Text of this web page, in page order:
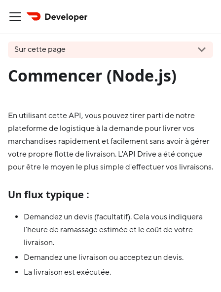
Sur cette page
Commencer (Node.js)
En utilisant cette API, vous pouvez tirer parti de notre
plateforme de logistique à la demande pour livrer vos
marchandises rapidement et facilement sans avoir à gérer
votre propre flotte de livraison. L'API Drive a été conçue
pour être le moyen le plus simple d'effectuer vos livraisons.
Un flux typique :
Demandez un devis (facultatif). Cela vous indiquera
l'heure de ramassage estimée et le coût de votre
livraison.
Demandez une livraison ou acceptez un devis.
La livraison est exécutée.